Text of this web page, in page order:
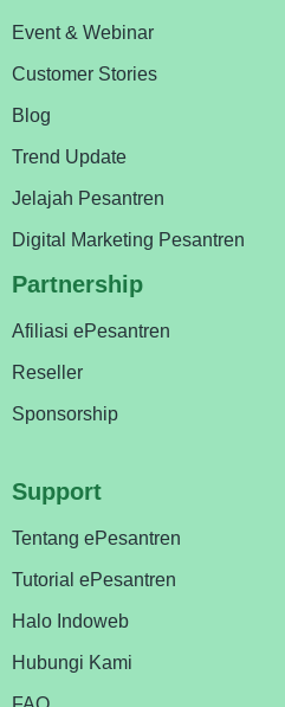
Event & Webinar
Customer Stories
Blog
Trend Update
Jelajah Pesantren
Digital Marketing Pesantren
Partnership
Afiliasi ePesantren
Reseller
Sponsorship
Support
Tentang ePesantren
Tutorial ePesantren
Halo Indoweb
Hubungi Kami